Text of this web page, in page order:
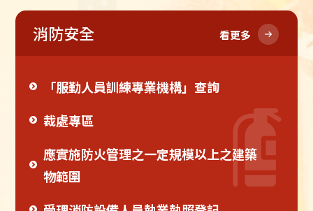
消防安全 看更多
「服勤人員訓練專業機構」查詢
裁處專區
應實施防火管理之一定規模以上之建築
物範圍